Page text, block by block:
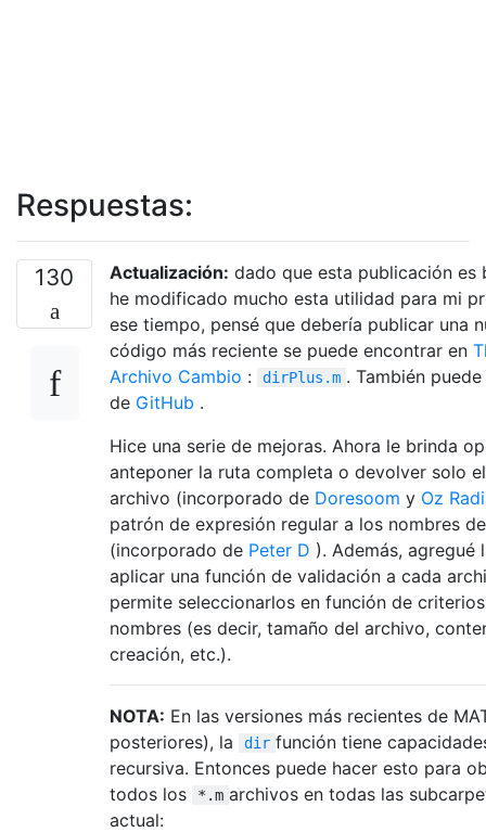
Respuestas:
130 Actualización: dado que esta publicación es
he modificado mucho esta utilidad para mi
ese tiempo, pensé que debería publicar una
código más reciente se puede encontrar en
Archivo Cambio : dirPlus.m . También
de GitHub .
Hice una serie de mejoras. Ahora le brinda
anteponer la ruta completa o devolver solo
archivo (incorporado de Doresoom y Oz
patrón de expresión regular a los nombres
(incorporado de Peter D ). Además, agregué
aplicar una función de validación a cada
permite seleccionarlos en función de
nombres (es decir, tamaño del archivo,
creación, etc.).
NOTA: En las versiones más recientes de
posteriores), la
dir función tiene
recursiva. Entonces puede hacer esto para
todos los
*.m archivos en todas las
actual: